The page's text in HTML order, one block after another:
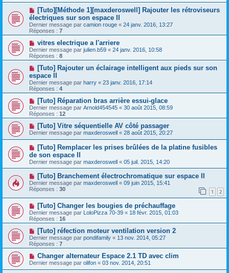
[Tuto][Méthode 1][maxderoswell] Rajouter les rétroviseurs
électriques sur son espace II
Dernier message par camion rouge « 24 janv. 2016, 13:27
Réponses : 7
vitres electrique a l'arriere
Dernier message par julien.b59 « 24 janv. 2016, 10:58
Réponses : 8
[Tuto] Rajouter un éclairage intelligent aux pieds sur son
espace II
Dernier message par harry « 23 janv. 2016, 17:14
Réponses : 4
[Tuto] Réparation bras arrière essui-glace
Dernier message par Arnold454545 « 30 août 2015, 08:59
Réponses : 12
[Tuto] Vitre séquentielle AV côté passager
Dernier message par maxderoswell « 28 août 2015, 20:27
[Tuto] Remplacer les prises brûlées de la platine fusibles
de son espace II
Dernier message par maxderoswell « 05 juil. 2015, 14:20
[Tuto] Branchement électrochromatique sur espace II
Dernier message par maxderoswell « 09 juin 2015, 15:41
Réponses : 30 1 2
[Tuto] Changer les bougies de préchauffage
Dernier message par LoloPizza 70-39 « 18 févr. 2015, 01:03
Réponses : 16
[Tuto] réfection moteur ventilation version 2
Dernier message par pondifamily « 13 nov. 2014, 05:27
Réponses : 7
Changer alternateur Espace 2.1 TD avec clim
Dernier message par olifon « 03 nov. 2014, 20:51